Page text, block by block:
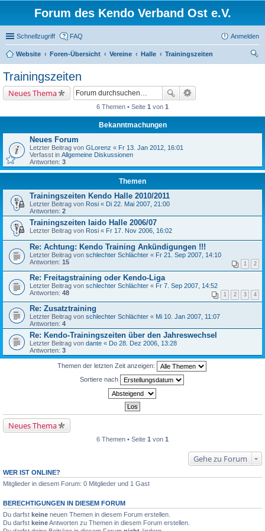
Forum des Kendo Verband Ost e.V.
Schnellzugriff FAQ Anmelden
Website Foren-Übersicht Vereine Halle
Trainingszeiten
Trainingszeiten
Neues Thema
6 Themen • Seite 1 von 1
Bekanntmachungen
Neues Forum
Letzter Beitrag von GLorenz « Fr 13. Jan 2012, 16:01
Verfasst in Allgemeine Diskussionen
Antworten: 3
Themen
Trainingszeiten Kendo Halle 2010/2011
Letzter Beitrag von Rosi « Di 22. Mai 2007, 21:00
Antworten: 2
Trainingszeiten Iaido Halle 2006/07
Letzter Beitrag von Rosi « Fr 17. Nov 2006, 16:02
Re: Achtung: Kendo Training Ankündigungen !!!
Letzter Beitrag von schlechter Schlächter « Fr 21. Sep 2007, 14:10
Antworten: 15 1 2
Re: Freitagstraining oder Kendo-Liga
Letzter Beitrag von schlechter Schlächter « Fr 7. Sep 2007, 14:52
Antworten: 48 1 2 3 4
Re: Zusatztraining
Letzter Beitrag von schlechter Schlächter « Mi 10. Jan 2007, 11:07
Antworten: 4
Re: Kendo-Trainingszeiten über den Jahreswechsel
Letzter Beitrag von dante « Do 28. Dez 2006, 13:28
Antworten: 3
Themen der letzten Zeit anzeigen:
Sortiere nach
Neues Thema
6 Themen • Seite 1 von 1
Gehe zu Forum
WER IST ONLINE?
Mitglieder in diesem Forum: 0 Mitglieder und 1 Gast
BERECHTIGUNGEN IN DIESEM FORUM
Du darfst keine neuen Themen in diesem Forum erstellen.
Du darfst keineAntworten zu Themen in diesem Forum erstellen.